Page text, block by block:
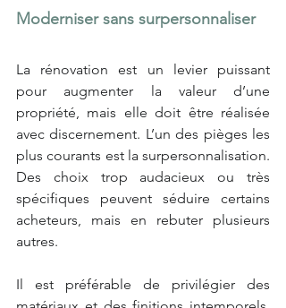
Moderniser sans surpersonnaliser
La rénovation est un levier puissant
pour augmenter la valeur d’une
propriété, mais elle doit être réalisée
avec discernement. L’un des pièges les
plus courants est la surpersonnalisation.
Des choix trop audacieux ou très
spécifiques peuvent séduire certains
acheteurs, mais en rebuter plusieurs
autres.
Il est préférable de privilégier des